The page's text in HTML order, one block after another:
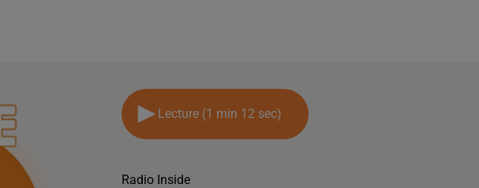
Lecture (1 min 12 sec)
Radio Inside